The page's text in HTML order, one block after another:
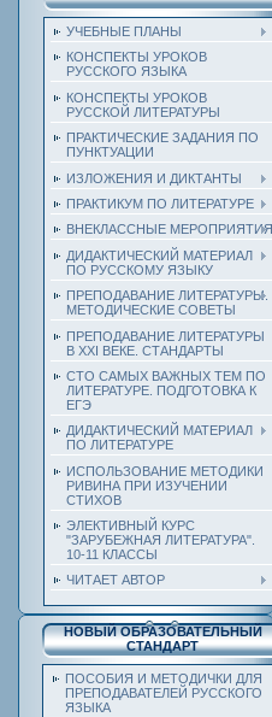
УЧЕБНЫЕ ПЛАНЫ
КОНСПЕКТЫ УРОКОВ
РУССКОГО ЯЗЫКА
КОНСПЕКТЫ УРОКОВ
РУССКОЙ ЛИТЕРАТУРЫ
ПРАКТИЧЕСКИЕ ЗАДАНИЯ ПО
ПУНКТУАЦИИ
ИЗЛОЖЕНИЯ И ДИКТАНТЫ
ПРАКТИКУМ ПО ЛИТЕРАТУРЕ
ВНЕКЛАССНЫЕ МЕРОПРИЯТИЯ
ДИДАКТИЧЕСКИЙ МАТЕРИАЛ
ПО РУССКОМУ ЯЗЫКУ
ПРЕПОДАВАНИЕ ЛИТЕРАТУРЫ.
МЕТОДИЧЕСКИЕ СОВЕТЫ
ПРЕПОДАВАНИЕ ЛИТЕРАТУРЫ
В XXI ВЕКЕ. СТАНДАРТЫ
СТО САМЫХ ВАЖНЫХ ТЕМ ПО
ЛИТЕРАТУРЕ. ПОДГОТОВКА К
ЕГЭ
ДИДАКТИЧЕСКИЙ МАТЕРИАЛ
ПО ЛИТЕРАТУРЕ
ИСПОЛЬЗОВАНИЕ МЕТОДИКИ
РИВИНА ПРИ ИЗУЧЕНИИ
СТИХОВ
ЭЛЕКТИВНЫЙ КУРС
"ЗАРУБЕЖНАЯ ЛИТЕРАТУРА".
10-11 КЛАССЫ
ЧИТАЕТ АВТОР
НОВЫЙ ОБРАЗОВАТЕЛЬНЫЙ
СТАНДАРТ
ПОСОБИЯ И МЕТОДИЧКИ ДЛЯ
ПРЕПОДАВАТЕЛЕЙ РУССКОГО
ЯЗЫКА